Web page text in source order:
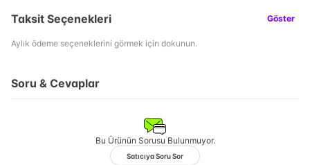
Taksit Seçenekleri Göster
Aylık ödeme seçeneklerini görmek için dokunun.
Soru & Cevaplar
Bu Ürünün Sorusu Bulunmuyor.
Satıcıya Soru Sor